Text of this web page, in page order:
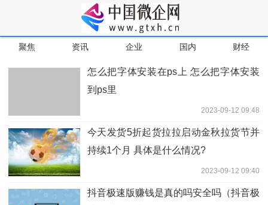
聚焦 资讯 企业 国内 财经
怎么把字体安装在ps上 怎么把字体安装
到ps里
2023-09-12 09:48
今天发货5折起货拉拉启动金秋拉货节并
持续1个月 具体是什么情况?
2023-09-12 09:40
抖音极速版赚钱是真的吗安全吗（抖音极